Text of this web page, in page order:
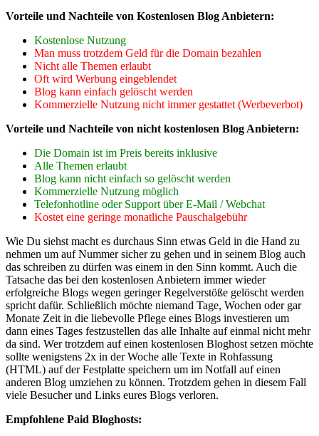
Vorteile und Nachteile von Kostenlosen Blog Anbietern:
Kostenlose Nutzung
Man muss trotzdem Geld für die Domain bezahlen
Nicht alle Themen erlaubt
Oft wird Werbung eingeblendet
Blog kann einfach gelöscht werden
Kommerzielle Nutzung nicht immer gestattet (Werbeverbot)
Vorteile und Nachteile von nicht kostenlosen Blog Anbietern:
Die Domain ist im Preis bereits inklusive
Alle Themen erlaubt
Blog kann nicht einfach so gelöscht werden
Kommerzielle Nutzung möglich
Telefonhotline oder Support über E-Mail / Webchat
Kostet eine geringe monatliche Pauschalgebühr
Wie Du siehst macht es durchaus Sinn etwas Geld in die Hand zu
nehmen um auf Nummer sicher zu gehen und in seinem Blog auch
das schreiben zu dürfen was einem in den Sinn kommt. Auch die
Tatsache das bei den kostenlosen Anbietern immer wieder
erfolgreiche Blogs wegen geringer Regelverstöße gelöscht werden
spricht dafür. Schließlich möchte niemand Tage, Wochen oder gar
Monate Zeit in die liebevolle Pflege eines Blogs investieren um
dann eines Tages festzustellen das alle Inhalte auf einmal nicht mehr
da sind. Wer trotzdem auf einen kostenlosen Bloghost setzen möchte
sollte wenigstens 2x in der Woche alle Texte in Rohfassung
(HTML) auf der Festplatte speichern um im Notfall auf einen
anderen Blog umziehen zu können. Trotzdem gehen in diesem Fall
viele Besucher und Links eures Blogs verloren.
Empfohlene Paid Bloghosts: